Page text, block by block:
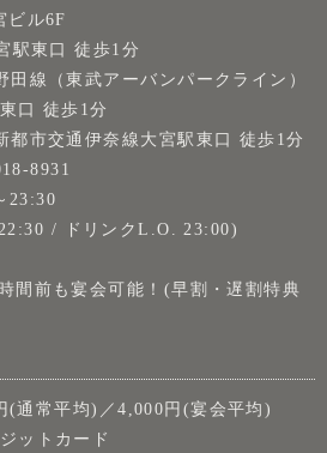
ビル6F
駅東口 徒歩1分
田線（東武アーバンパークライン）
口 徒歩1分
都市交通伊奈線大宮駅東口 徒歩1分
8931
23:30
/ ドリンクL.O. 23:00)
間前も宴会可能！(早割・遅割特典
(通常平均)／4,000円(宴会平均)
ットカード